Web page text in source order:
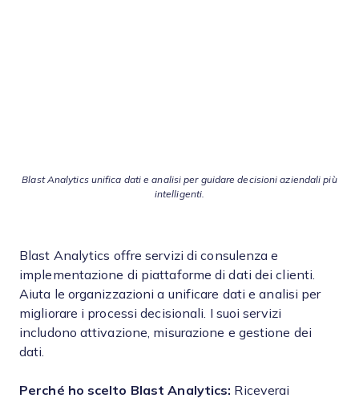
Blast Analytics unifica dati e analisi per guidare decisioni aziendali più
intelligenti.
Blast Analytics offre servizi di consulenza e
implementazione di piattaforme di dati dei clienti.
Aiuta le organizzazioni a unificare dati e analisi per
migliorare i processi decisionali. I suoi servizi
includono attivazione, misurazione e gestione dei
dati.
Perché ho scelto Blast Analytics: Riceverai